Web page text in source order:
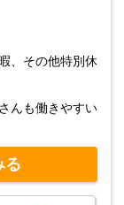
、その他特別休
んも働きやすい
る